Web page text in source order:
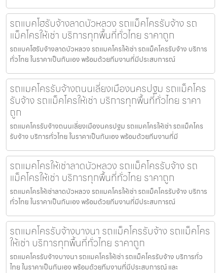
รถแบคโฮรับจ้างลาดบัวหลวง รถแม็คโครรับจ้าง รถ
แม็คโครให้เช่า บริการทุกพื้นที่ทั่วไทย ราคาถูก
รถแบคโฮรับจ้างลาดบัวหลวง รถแมคโครให้เช่า รถแม็คโครรับจ้าง บริการ
ทั่วไทย ในราคาเป็นกันเอง พร้อมด้วยทีมงานที่มีประสบการณ์
รถแมคโครรับจ้างถนนเลี่ยงเมืองนครปฐม รถแม็คโคร
รับจ้าง รถแม็คโครให้เช่า บริการทุกพื้นที่ทั่วไทย ราคา
ถูก
รถแมคโครรับจ้างถนนเลี่ยงเมืองนครปฐม รถแมคโครให้เช่า รถแม็คโคร
รับจ้าง บริการทั่วไทย ในราคาเป็นกันเอง พร้อมด้วยทีมงานที่มี
รถแมคโครให้เช่าลาดบัวหลวง รถแม็คโครรับจ้าง รถ
แม็คโครให้เช่า บริการทุกพื้นที่ทั่วไทย ราคาถูก
รถแมคโครให้เช่าลาดบัวหลวง รถแมคโครให้เช่า รถแม็คโครรับจ้าง บริการ
ทั่วไทย ในราคาเป็นกันเอง พร้อมด้วยทีมงานที่มีประสบการณ์
รถแมคโครรับจ้างบางนา รถแม็คโครรับจ้าง รถแม็คโคร
ให้เช่า บริการทุกพื้นที่ทั่วไทย ราคาถูก
รถแมคโครรับจ้างบางนา รถแมคโครให้เช่า รถแม็คโครรับจ้าง บริการทั่ว
ไทย ในราคาเป็นกันเอง พร้อมด้วยทีมงานที่มีประสบการณ์ และ